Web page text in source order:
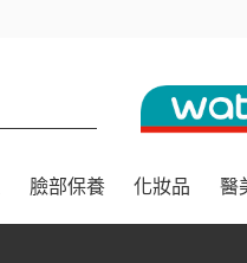
臉部保養 化妝品 醫